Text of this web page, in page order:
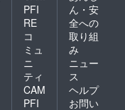
PFI
RE
コ
ミュ
ニ
ティ
CAM
PFI
ん・安
全への
取り組
み
ニュー
ス
ヘルプ
お問い